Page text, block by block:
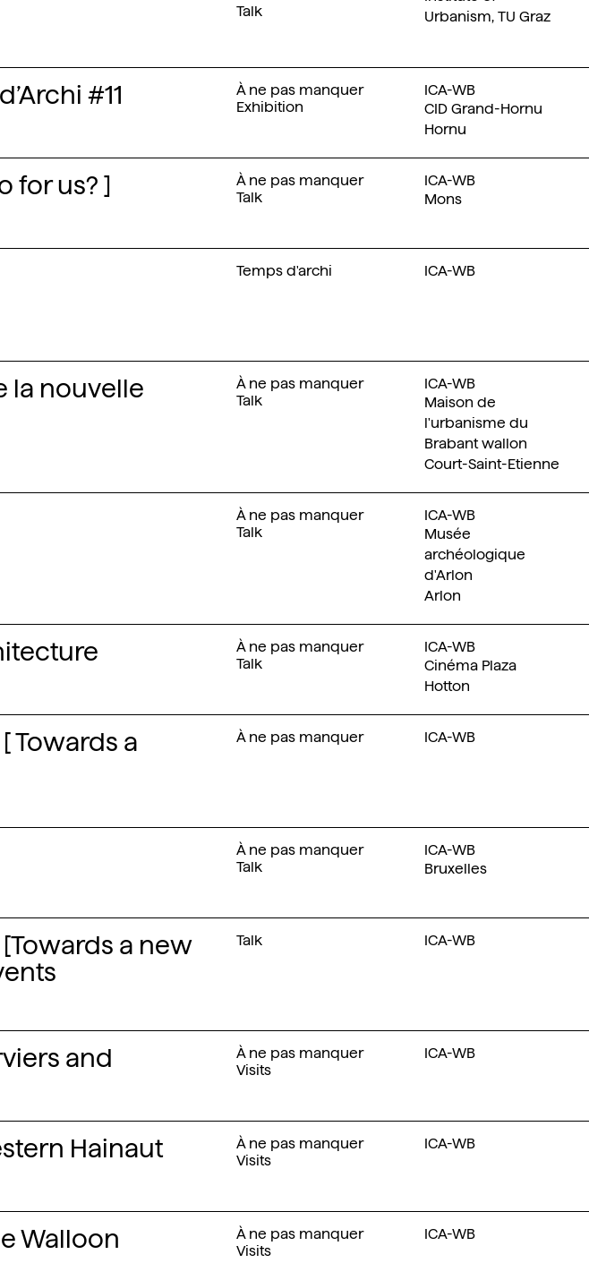
Talk
Urbanism, TU Graz
#11
À ne pas manquer
Exhibition
ICA-WB
CID Grand-Hornu
Hornu
for us? ]
À ne pas manquer
Talk
ICA-WB
Mons
Temps d'archi ICA-WB
la nouvelle
À ne pas manquer
Talk
ICA-WB
Maison de
l'urbanisme du
Brabant wallon
Court-Saint-Etienne
À ne pas manquer
Talk
ICA-WB
Musée
archéologique
d'Arlon
Arlon
À ne pas manquer
Talk
ICA-WB
Cinéma Plaza
Hotton
Towards a
À ne pas manquer ICA-WB
À ne pas manquer
Talk
ICA-WB
Bruxelles
a new
Talk ICA-WB
and
À ne pas manquer
Visits
ICA-WB
Hainaut
À ne pas manquer
Visits
ICA-WB
Walloon
À ne pas manquer
Visits
ICA-WB